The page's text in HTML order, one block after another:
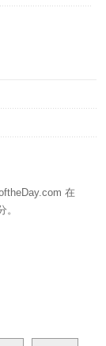
在
。